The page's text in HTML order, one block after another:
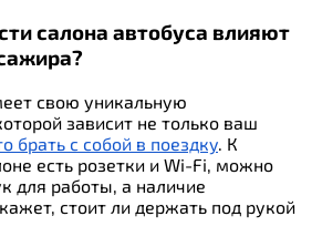
салона автобуса влияют
свою уникальную
зависит не только ваш
брать с собой в поездку . К
есть розетки и Wi-Fi, можно
для работы, а наличие
стоит ли держать под рукой